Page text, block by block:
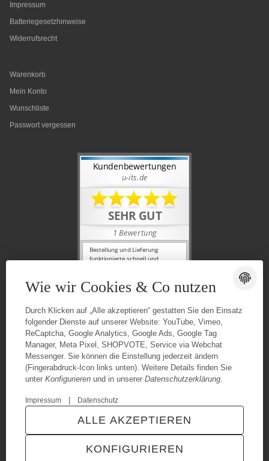
Impressum
Batteriegesetzhinweise
Widerrufsrecht
Warenkorb
Mein Konto
Wunschliste
Passwort vergessen
* Alle Preise inkl. gesetzlicher USt., zzgl.Versand
Wie wir Cookies & Co nutzen
Durch Klicken auf „Alle akzeptieren“ gestatten Sie den Einsatz
folgender Dienste auf unserer Website: YouTube, Vimeo,
ReCaptcha, Google Analytics, Google Ads, Google Tag
Manager, Meta Pixel, SHOPVOTE, Service via Webchat
Messenger. Sie können die Einstellung jederzeit ändern
(Fingerabdruck-Icon links unten). Weitere Details finden Sie
unter Konfigurieren und in unserer Datenschutzerklärung.
Impressum Datenschutz
KONFIGURIEREN
ALLE AKZEPTIEREN